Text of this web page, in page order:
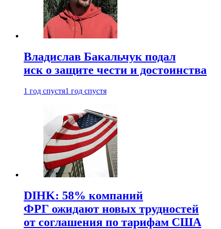
Владислав Бакальчук подал
иск о защите чести и достоинства
1 год спустя1 год спустя
DIHK: 58% компаний
ФРГ ожидают новых трудностей
от соглашения по тарифам США